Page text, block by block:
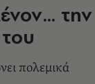
την
πολεμικά